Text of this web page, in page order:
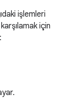
işlemleri
için